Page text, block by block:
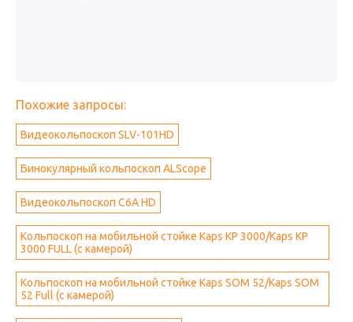
Похожие запросы:
Видеокольпоскоп SLV-101HD
Бинокулярный кольпоскоп ALScope
Видеокольпоскоп C6A HD
Кольпоскоп на мобильной стойке Kaps KP 3000/Kaps KP
3000 FULL (с камерой)
Кольпоскоп на мобильной стойке Kaps SOM 52/Kaps SOM
52 Full (с камерой)